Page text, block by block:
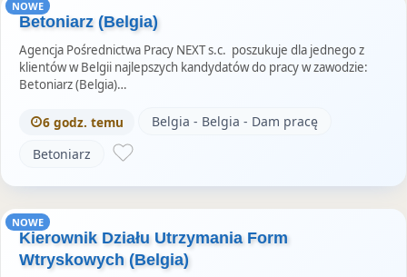
NOWE
Betoniarz (Belgia)
Agencja Pośrednictwa Pracy NEXT s.c. poszukuje dla jednego z
klientów w Belgii najlepszych kandydatów do pracy w zawodzie:
Betoniarz (Belgia)…
6 godz. temu
Belgia - Belgia - Dam pracę
Betoniarz
NOWE
Kierownik Działu Utrzymania Form
Wtryskowych (Belgia)